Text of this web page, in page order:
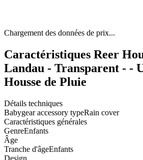
Chargement des données de prix...
Caractéristiques Reer
Landau - Transparent - -
Housse de Pluie
Détails techniques
Babygear accessory typeRain cover
Caractéristiques générales
GenreEnfants
Âge
Tranche d'âgeEnfants